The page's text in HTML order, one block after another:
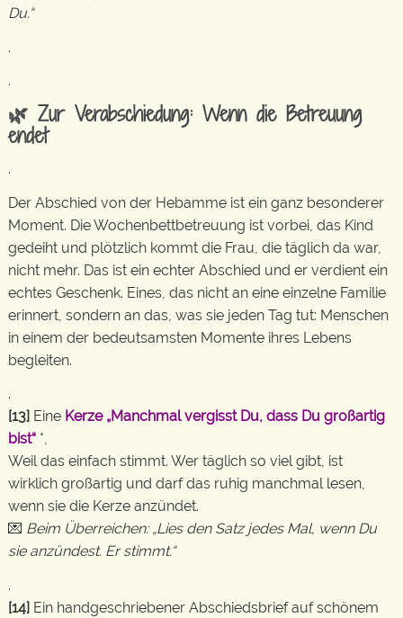
Du.“
.
.
🌿 Zur Verabschiedung: Wenn die Betreuung
endet
.
Der Abschied von der Hebamme ist ein ganz besonderer
Moment. Die Wochenbettbetreuung ist vorbei, das Kind
gedeiht und plötzlich kommt die Frau, die täglich da war,
nicht mehr. Das ist ein echter Abschied und er verdient ein
echtes Geschenk. Eines, das nicht an eine einzelne Familie
erinnert, sondern an das, was sie jeden Tag tut: Menschen
in einem der bedeutsamsten Momente ihres Lebens
begleiten.
.
[13] Eine Kerze „Manchmal vergisst Du, dass Du großartig
bist“ *,
Weil das einfach stimmt. Wer täglich so viel gibt, ist
wirklich großartig und darf das ruhig manchmal lesen,
wenn sie die Kerze anzündet.
💌 Beim Überreichen: „Lies den Satz jedes Mal, wenn Du
sie anzündest. Er stimmt.“
.
[14] Ein handgeschriebener Abschiedsbrief auf schönem